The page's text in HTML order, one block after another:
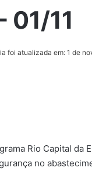
01/11
foi atualizada em: 1 de
Rio Capital da
no